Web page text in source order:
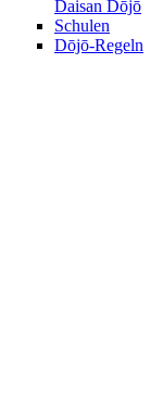
Daisan Dōjō
Schulen
Dōjō-Regeln